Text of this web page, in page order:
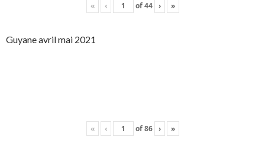
« ‹ of44 › »
Guyane avril mai 2021
« ‹ of86 › »